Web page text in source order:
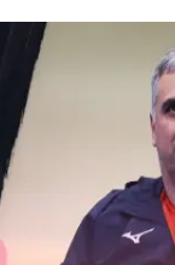
Gazzeta Dello
წიგნის შეძენა